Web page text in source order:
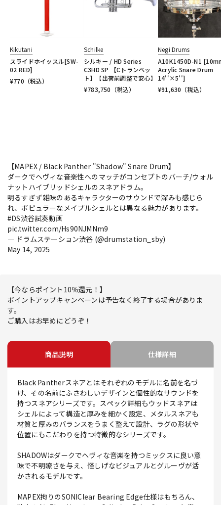
Kikutani
スライドホイッスル[SW-
02 RED]
¥770 （税込）
Schilke
シルキー / HD Series
C3HD SP 【Cトランペッ
ト】【出荷前調整で安心】
¥783,750 （税込）
Negi Drums
A10K1450D-N1
Acrylic Snare Drum
14''×5'']
¥91,630 （税込）
【MAPEX / Black Panther "Shadow" Snare Drum】
ダークでヘヴィな音楽性へのマッチがコンセプトのバーチ/ウォル
ナットハイブリッドシェルのスネアドラム。
明るすぎず雑味のあるキャラクターのサウンドで深みも感じら
れ、ポピュラーなメイプルシェルとは異なる魅力があります。
#DS渋谷試奏動画
pic.twitter.com/Hs90NJMNm9
— ドラムステーション渋谷 (@drumstation_sby)
May 14, 2025
【今ならポイント10％還元！】
ポイントアップキャンペーンは予告なく終了する場合がありま
す。
ご購入はお早めにどうぞ！
商品説明 仕様詳細
Black Pantherスネアとはそれぞれのモデルに名前を名づ
け、その名前にふさわしいデザインと個性的なサウンドを
持つスネアシリーズです。スペック詳細もウッドスネアは
シェルによって構造と厚みを細かく設定、メタルスネアも
材質と厚みのバランスをうまく整えて設計、ラグの形状や
位置にもこだわりを持つ特徴的なシリーズです。
SHADOWはダークでヘヴィな音楽を持つミックスに良い意
味で不明瞭さを与え、怪しげなビジュアルとグルーヴが活
かされるモデルです。
MAPEX拘りのSONIClear Bearing Edge仕様はもちろん、